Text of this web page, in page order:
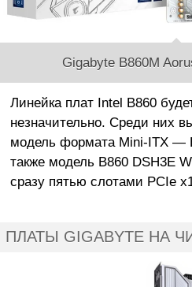
Gigabyte B860M
Линейка плат Intel B860
незначительно. Среди них
модель формата Mini-ITX —
также модель B860 DSH3E
сразу пятью слотами PCIe
ПЛАТЫ GIGABYTE НА